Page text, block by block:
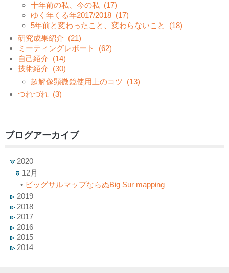
十年前の私、今の私 (17)
ゆく年くる年2017/2018 (17)
5年前と変わったこと、変わらないこと
(18)
研究成果紹介 (21)
ミーティングレポート
(62)
自己紹介 (14)
技術紹介 (30)
超解像顕微鏡使用上のコツ (13)
つれづれ (3)
ブログアーカイブ
2020
12月
• ビッグサルマップならぬBig Sur mapping
2019
2018
2017
2016
2015
2014